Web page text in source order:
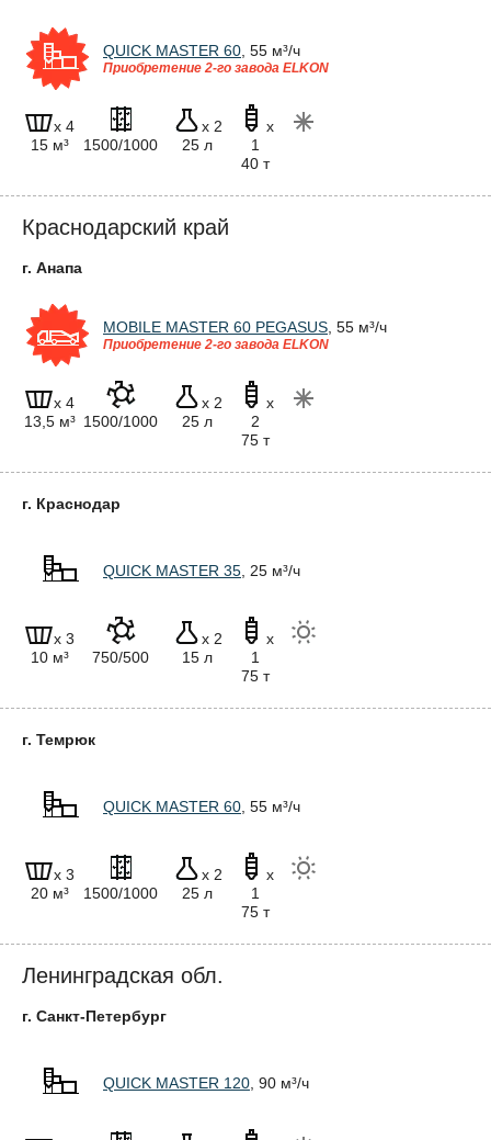
QUICK MASTER 60 , 55 м³/ч
Приобретение 2-го завода ELKON
x 4
15 м³
1500/1000
x 2
25 л
x
1
40 т
Краснодарский край
г. Анапа
MOBILE MASTER 60 PEGASUS , 55 м³/ч
Приобретение 2-го завода ELKON
x 4
13,5 м³ 1500/1000
x 2
25 л
x
2
75 т
г. Краснодар
QUICK MASTER 35 , 25 м³/ч
x 3
10 м³
750/500
x 2
15 л
x
1
75 т
г. Темрюк
QUICK MASTER 60 , 55 м³/ч
x 3
20 м³
1500/1000
x 2
25 л
x
1
75 т
Ленинградская обл.
г. Санкт-Петербург
QUICK MASTER 120 , 90 м³/ч